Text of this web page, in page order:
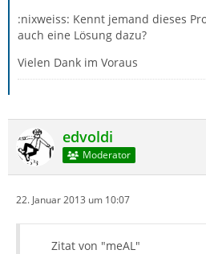
:nixweiss: Kennt jemand dieses
auch eine Lösung dazu?
Vielen Dank im Voraus
edvoldi
Moderator
22. Januar 2013 um 10:07
Zitat von "meAL"